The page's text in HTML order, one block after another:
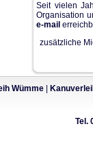
Seit vielen
Organisation
e-mail
zusätzliche
Wümme|
Tel.